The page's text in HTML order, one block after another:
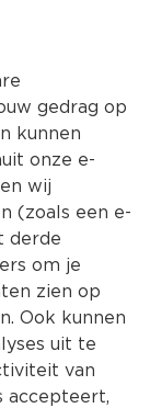
Kies jouw
gedrag op
kunnen
onze e-
wij
(zoals een e-
derde
om je
zien op
Ook kunnen
uit te
van
accepteert,